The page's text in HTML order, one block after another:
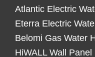
Atlantic Electric
Eterra Electric
Belomi Gas Water
HiWALL Wall Panel